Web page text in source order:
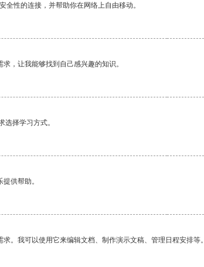
性的连接，并帮助你在网络上自由移动。
，让我能够找到自己感兴趣的知识。
择学习方式。
供帮助。
。我可以使用它来编辑文档、制作演示文稿、管理日程安排等。